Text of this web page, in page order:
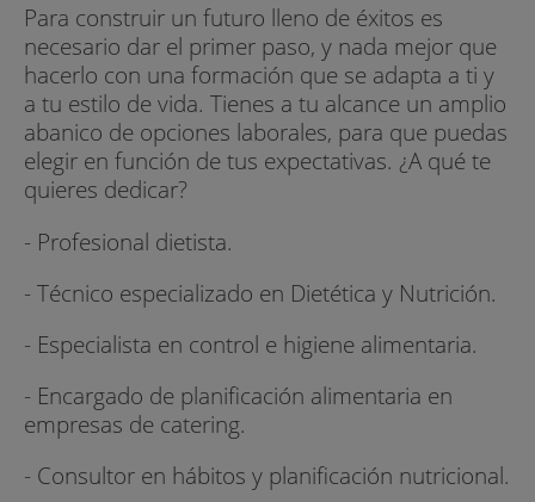
Para construir un futuro lleno de éxitos es
necesario dar el primer paso, y nada mejor que
hacerlo con una formación que se adapta a ti y
a tu estilo de vida. Tienes a tu alcance un amplio
abanico de opciones laborales, para que puedas
elegir en función de tus expectativas. ¿A qué te
quieres dedicar?
- Profesional dietista.
- Técnico especializado en Dietética y Nutrición.
- Especialista en control e higiene alimentaria.
- Encargado de planificación alimentaria en
empresas de catering.
- Consultor en hábitos y planificación nutricional.